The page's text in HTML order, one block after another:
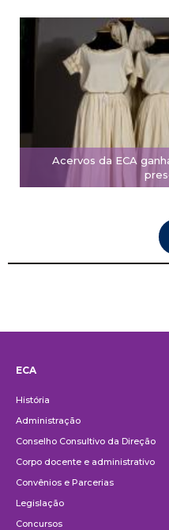
Acervos da ECA
ECA
História
Administração
Conselho Consultivo da Direção
Corpo docente e administrativo
Convênios e Parcerias
Legislação
Concursos